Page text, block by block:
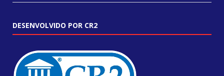
DESENVOLVIDO POR CR2